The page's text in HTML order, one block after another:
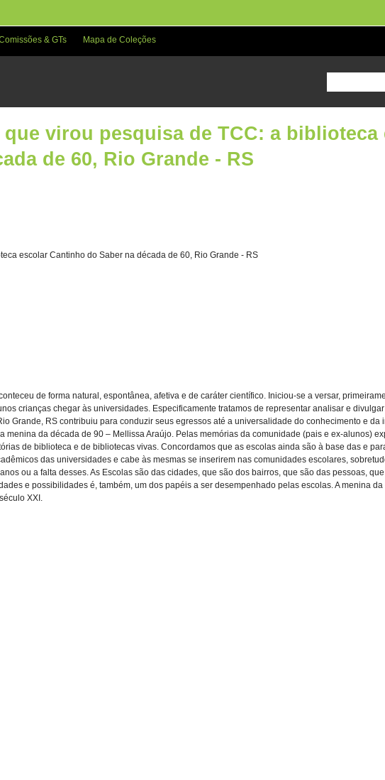
& GTs Mapa de Coleções
virou pesquisa de TCC: a biblioteca
de 60, Rio Grande - RS
escolar Cantinho do Saber na década de 60, Rio Grande - RS
de forma natural, espontânea, afetiva e de caráter científico. Iniciou-se a versar,
crianças chegar às universidades. Especificamente tratamos de representar analisar e
Grande, RS contribuiu para conduzir seus egressos até a universalidade do conhecimento e da
menina da década de 90 – Mellissa Araújo. Pelas memórias da comunidade (pais e ex-alunos)
de biblioteca e de bibliotecas vivas. Concordamos que as escolas ainda são à base das e
das universidades e cabe às mesmas se inserirem nas comunidades escolares,
ou a falta desses. As Escolas são das cidades, que são dos bairros, que são das pessoas,
e possibilidades é, também, um dos papéis a ser desempenhado pelas escolas. A menina
XXI.